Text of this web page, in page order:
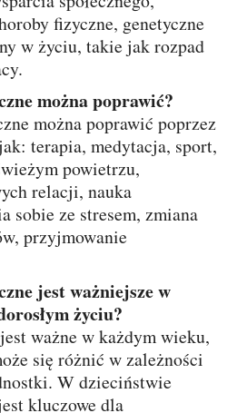
fizyczne, genetyczne
w życiu, takie jak rozpad
można poprawić?
można poprawić poprzez
terapia, medytacja, sport,
powietrzu,
relacji, nauka
sobie ze stresem, zmiana
przyjmowanie
życiu?
ważne w każdym wieku,
się różnić w zależności
W dzieciństwie
kluczowe dla